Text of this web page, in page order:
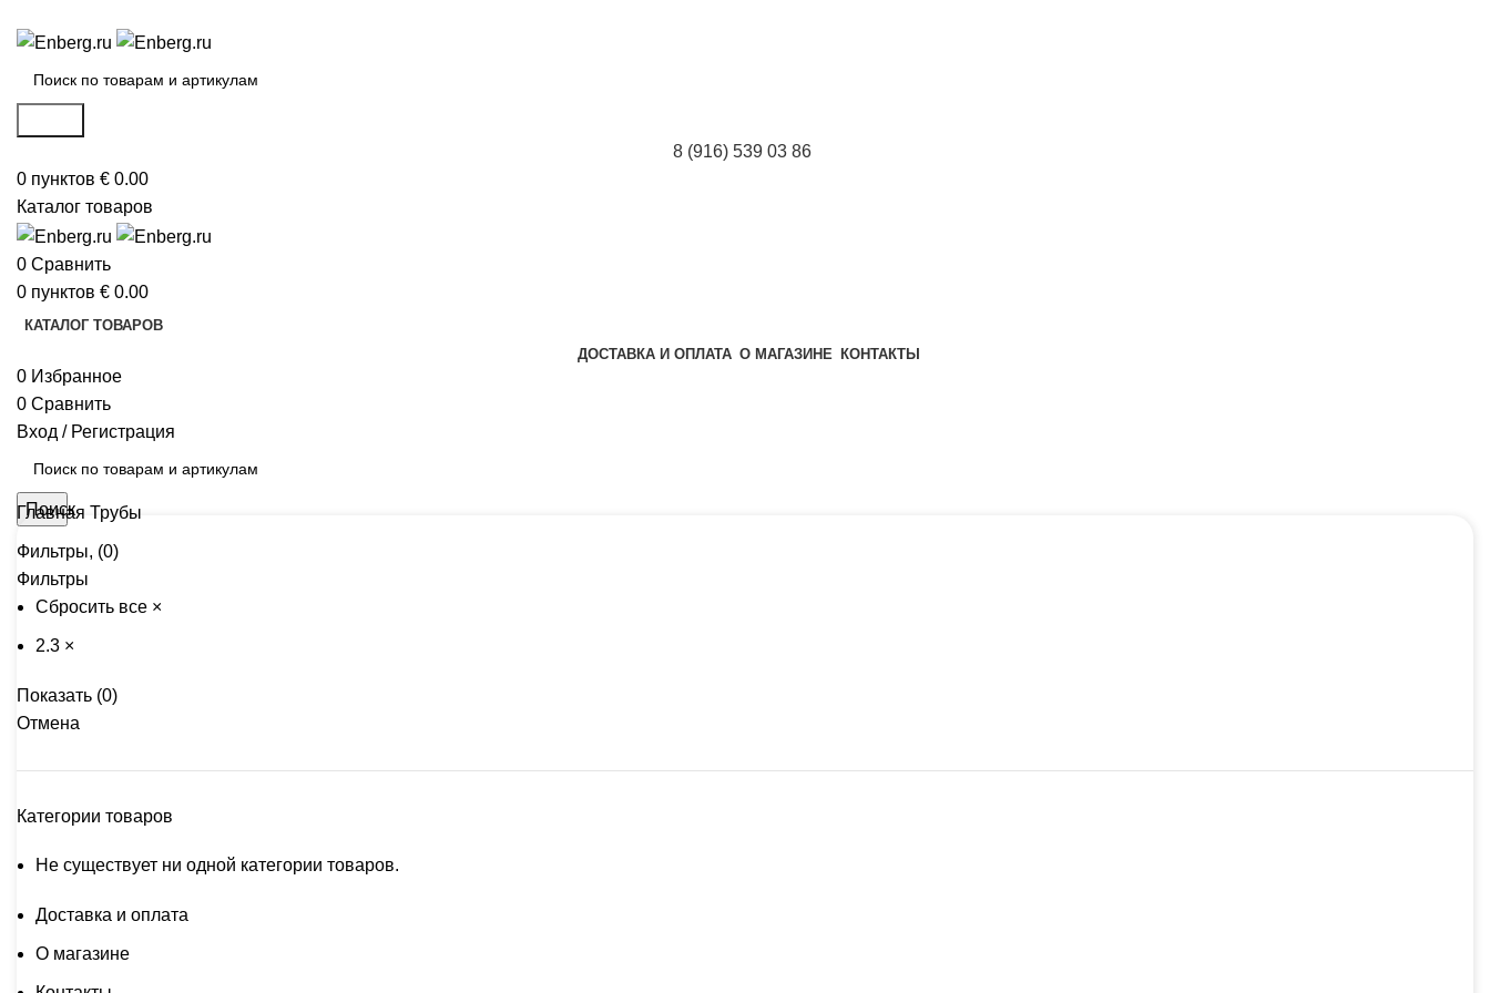
8 (916) 539 03 86
0 пунктов € 0.00
Каталог товаров
0 Сравнить
0 пунктов € 0.00
КАТАЛОГ ТОВАРОВ
ДОСТАВКА И ОПЛАТА О МАГАЗИНЕ КОНТАКТЫ
0 Избранное
0 Сравнить
Вход / Регистрация
Поиск
Главная Трубы
Фильтры, (0)
Фильтры
Сбросить все ×
2.3 ×
Показать (0)
Отмена
Категории товаров
Не существует ни одной категории товаров.
Доставка и оплата
О магазине